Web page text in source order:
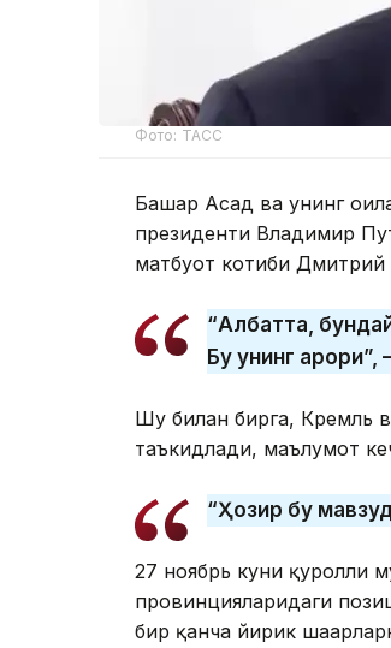
Фото: ТАСС
Башар Асад ва унинг
президенти Владимир
матбуот котиби
“Албатта,
Бу унинг
Шу билан бирга, Кремль
таъкидлади, маълумот
“Ҳозир бу
27 ноябрь куни қуролли
провинцияларидаги
бир қанча йирик